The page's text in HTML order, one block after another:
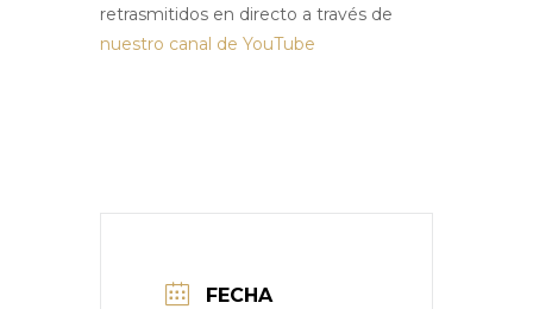
retrasmitidos en directo a través de
nuestro canal de YouTube
FECHA